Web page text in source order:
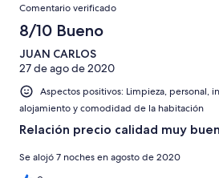
Comentario verificado
8/10 Bueno
JUAN CARLOS
27 de ago de 2020
Aspectos positivos: Limpieza, personal,
alojamiento y comodidad de la habitación
Relación precio calidad muy
Se alojó 7 noches en agosto de 2020